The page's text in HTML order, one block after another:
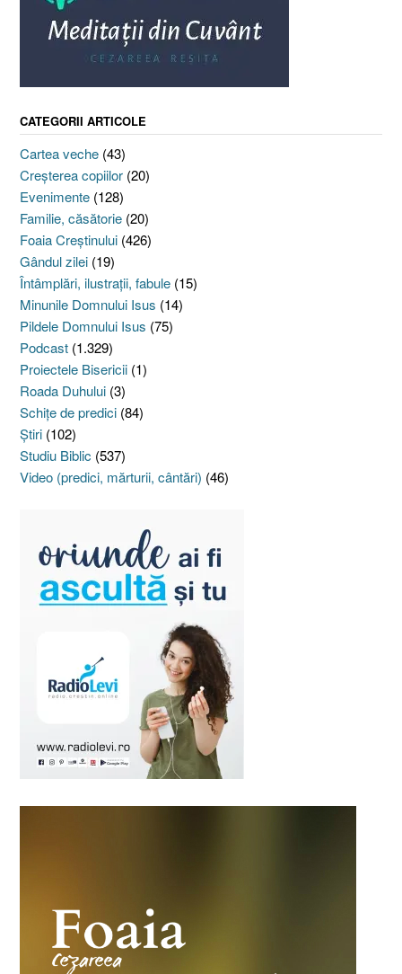
CATEGORII ARTICOLE
Cartea veche (43)
Creşterea copiilor (20)
Evenimente (128)
Familie, căsătorie (20)
Foaia Creştinului (426)
Gândul zilei (19)
Întâmplări, ilustraţii, fabule (15)
Minunile Domnului Isus (14)
Pildele Domnului Isus (75)
Podcast (1.329)
Proiectele Bisericii (1)
Roada Duhului (3)
Schiţe de predici (84)
Ştiri (102)
Studiu Biblic (537)
Video (predici, mărturii, cântări) (46)